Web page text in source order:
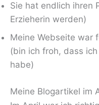
Sie hat endlich ihren
Erzieherin werden)
Meine Webseite war
(bin ich froh, dass
habe)
Meine Blogartikel im